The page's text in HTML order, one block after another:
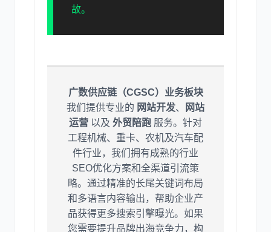
故。
广数供应链（CGSC）业务板块
我们提供专业的 网站开发、
网站
运营 以及 外贸陪跑 服务。针对
工程机械、重卡、农机及汽车配
件行业，我们拥有成熟的行业
SEO优化方案和全渠道引流策
略。通过精准的长尾关键词布局
和多语言内容输出，帮助企业产
品获得更多搜索引擎曝光。如果
您需要提升品牌出海竞争力，构